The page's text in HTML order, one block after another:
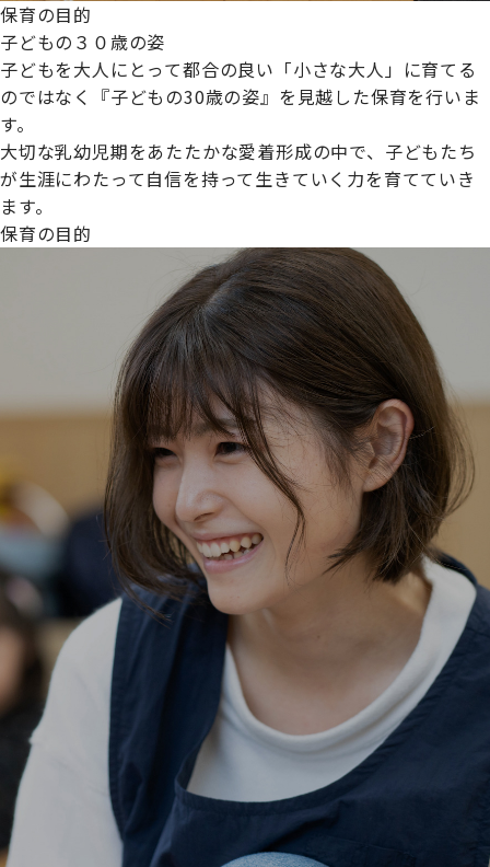
プライムスターほいくえんグループは女性が安心して働き
続けられる環境づくりに取り組んでおり、厚生労働省の
【えるぼし認定(☆☆)】
保育の目的
子どもの３０歳の姿
子どもを大人にとって都合の良い「小さな大人」に育てる
のではなく『子どもの30歳の姿』を見越した保育を行いま
す。
大切な乳幼児期をあたたかな愛着形成の中で、子どもたち
が生涯にわたって自信を持って生きていく力を育てていき
ます。
保育の目的